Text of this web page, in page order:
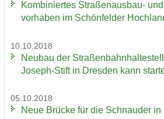
Kom­bi­nier­tes Straßenausbau-​
vor­ha­ben im Schön­fel­der
10.10.2018
Neu­bau der
Joseph-Stift in Dres­den kann
05.10.2018
Neue Brü­cke für die Schnau­der in